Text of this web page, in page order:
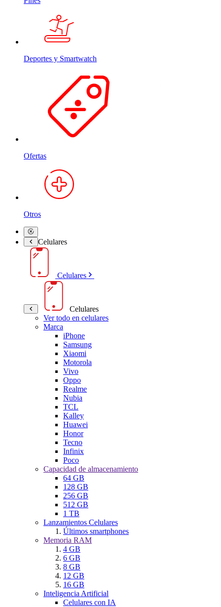
Deportes y Smartwatch
Ofertas
Otros
Celulares
Celulares
Celulares
Ver todo en celulares
Marca
iPhone
Samsung
Xiaomi
Motorola
Vivo
Oppo
Realme
Nubia
TCL
Kalley
Huawei
Honor
Tecno
Infinix
Poco
Capacidad de almacenamiento
64 GB
128 GB
256 GB
512 GB
1 TB
Lanzamientos Celulares
Últimos smartphones
Memoria RAM
4 GB
6 GB
8 GB
12 GB
16 GB
Inteligencia Artificial
Celulares con IA